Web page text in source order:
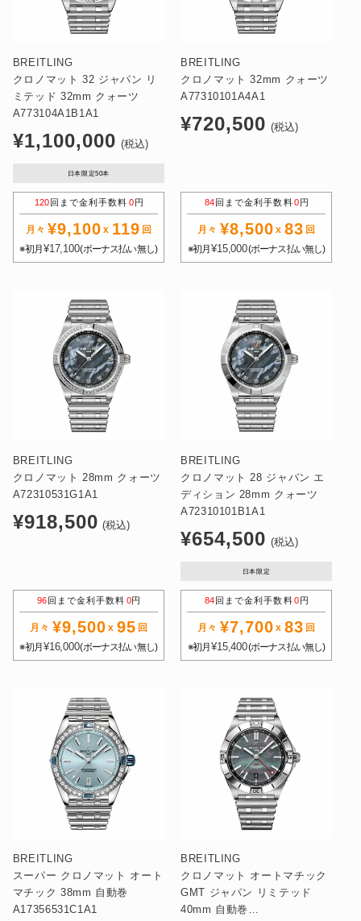
BREITLING
クロノマット 32 ジャパン リ
ミテッド 32mm クォーツ
A773104A1B1A1
通
格
¥1,100,000 (税込)
日本限定50本
120回まで金利手数料 0円
月々 ¥9,100 x 119 回
※初月 ¥17,100(ボーナス払い無し)
BREITLING
クロノマット 32mm クォーツ
A77310101A4A1
通
¥720,500 (税込)
84回まで金利手数料0円
月々 ¥8,500 x 83 回
※初月 ¥15,000(ボーナス払い無し)
BREITLING
クロノマット 28mm クォーツ
A72310531G1A1
通
¥918,500 (税込)
96回まで金利手数料 0円
月々 ¥9,500 x 95 回
※初月 ¥16,000(ボーナス払い無し)
BREITLING
クロノマット 28 ジャパン エ
ディション 28mm クォーツ
A72310101B1A1
通
格
¥654,500 (税込)
日本限定
84回まで金利手数料0円
月々 ¥7,700 x 83 回
※初月 ¥15,400(ボーナス払い無し)
BREITLING
スーパー クロノマット オート
マチック 38mm 自動巻
A17356531C1A1
BREITLING
クロノマット オートマチック
GMT ジャパン リミテッド
40mm 自動巻